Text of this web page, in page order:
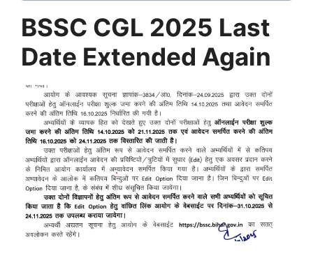
BSSC CGL 2025 Last
Date Extended Again